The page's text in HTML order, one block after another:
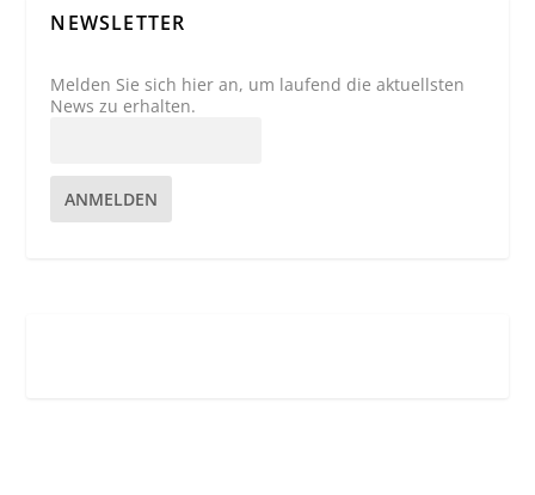
NEWSLETTER
Melden Sie sich hier an, um laufend die aktuellsten
News zu erhalten.
ANMELDEN